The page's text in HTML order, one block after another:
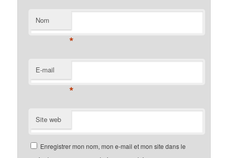
Nom
*
E-mail
*
Site web
Enregistrer mon nom, mon e-mail et mon site dans le